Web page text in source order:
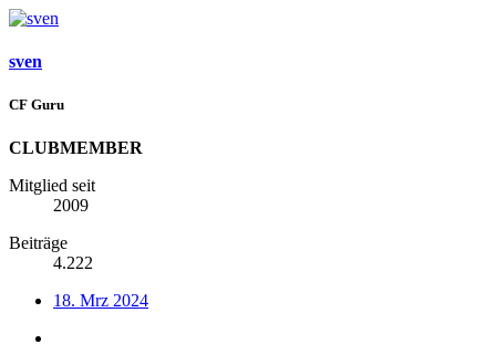
sven
CF Guru
CLUBMEMBER
Mitglied seit
2009
Beiträge
4.222
18. Mrz 2024